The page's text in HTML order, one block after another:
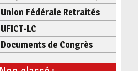
Union Fédérale Retraités
UFICT-LC
Documents de Congrès